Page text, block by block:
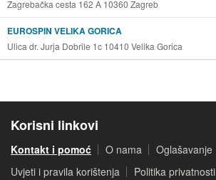
Zagrebačka cesta 162 A 10360 Zagreb
EUROSPIN VELIKA GORICA
Ulica dr. Jurja Dobrile 1c 10410 Velika Gorica
Korisni linkovi
Kontakt i pomoć O nama
Oglašavanje
Uvjeti i pravila korištenja
Politika privatnosti